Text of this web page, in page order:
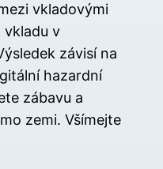
vkladovými
vkladu v
závisí na
hazardní
zábavu a
zemi. Všímejte